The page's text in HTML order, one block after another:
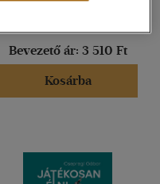
Bevezető ár: 3 510 Ft
Kosárba